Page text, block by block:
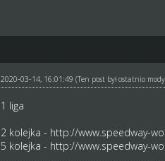
2020-03-14, 16:01:49 (Ten post był ostatnio
1 liga
2 kolejka - http://www.speedway-
5 kolejka - http://www.speedway-